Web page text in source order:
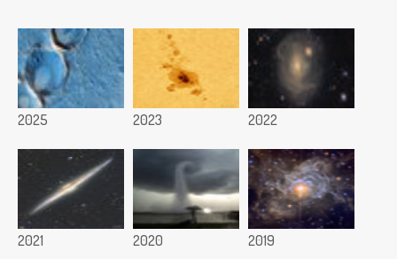
2025 2023 2022
2021 2020 2019